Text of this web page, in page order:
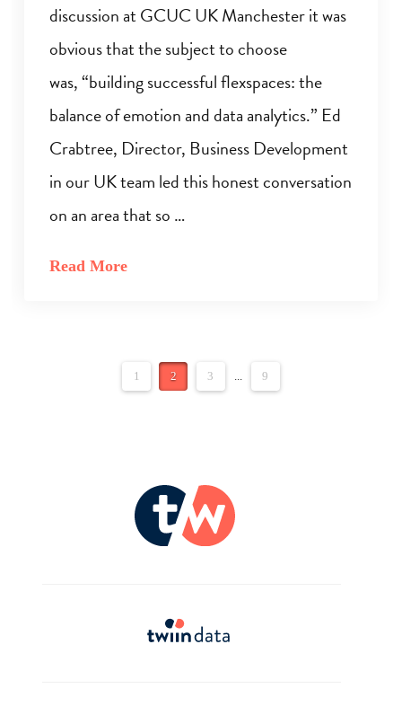
discussion at GCUC UK Manchester it was
obvious that the subject to choose
was, “building successful flexspaces: the
balance of emotion and data analytics.” Ed
Crabtree, Director, Business Development
in our UK team led this honest conversation
on an area that so …
Read More
1 2 3 ... 9